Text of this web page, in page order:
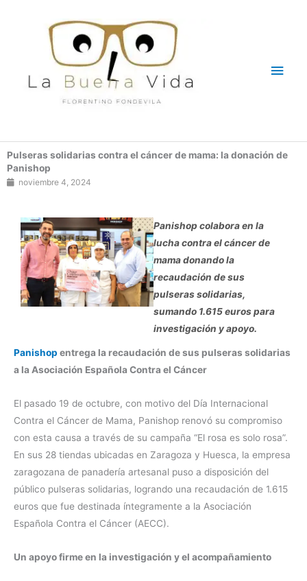
Pulseras solidarias contra el cáncer de mama: la donación de
Panishop
noviembre 4, 2024
Panishop colabora en la
lucha contra el cáncer de
mama donando la
recaudación de sus
pulseras solidarias,
sumando 1.615 euros para
investigación y apoyo.
Panishop entrega la recaudación de sus pulseras solidarias
a la Asociación Española Contra el Cáncer
El pasado 19 de octubre, con motivo del Día Internacional
Contra el Cáncer de Mama, Panishop renovó su compromiso
con esta causa a través de su campaña “El rosa es solo rosa”.
En sus 28 tiendas ubicadas en Zaragoza y Huesca, la empresa
zaragozana de panadería artesanal puso a disposición del
público pulseras solidarias, logrando una recaudación de 1.615
euros que fue destinada íntegramente a la Asociación
Española Contra el Cáncer (AECC).
Un apoyo firme en la investigación y el acompañamiento